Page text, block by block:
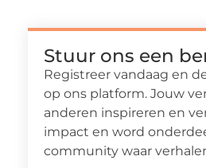
Stuur ons een
Registreer vandaag en
op ons platform. Jouw
anderen inspireren en
impact en word
community waar